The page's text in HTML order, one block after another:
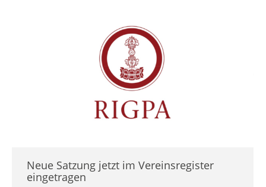
Neue Satzung jetzt im Vereinsregister
eingetragen